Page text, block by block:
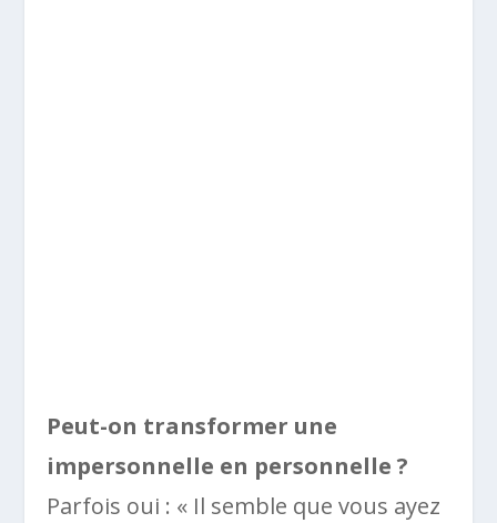
Peut-on transformer une
impersonnelle en personnelle ?
Parfois oui : « Il semble que vous ayez